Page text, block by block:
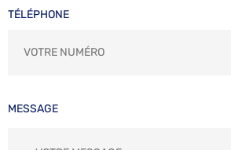
TÉLÉPHONE
MESSAGE